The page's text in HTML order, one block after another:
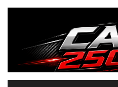
Skip